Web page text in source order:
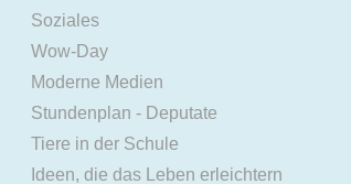
Soziales
Wow-Day
Moderne Medien
Stundenplan - Deputate
Tiere in der Schule
Ideen, die das Leben erleichtern